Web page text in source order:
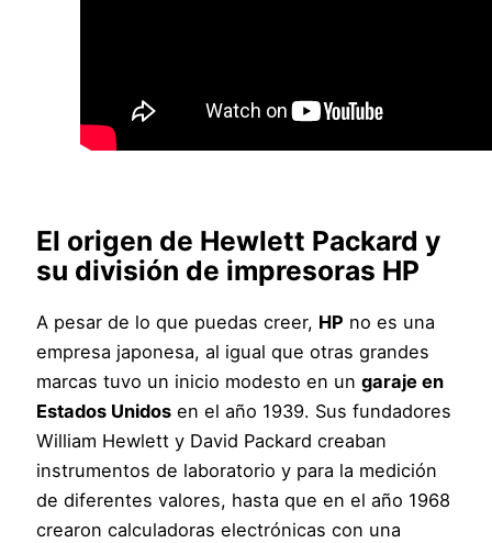
El origen de Hewlett Packard y
su división de impresoras HP
A pesar de lo que puedas creer, HP no es una
empresa japonesa, al igual que otras grandes
marcas tuvo un inicio modesto en ungaraje en
Estados Unidos en el año 1939. Sus fundadores
William Hewlett y David Packard creaban
instrumentos de laboratorio y para la medición
de diferentes valores, hasta que en el año 1968
crearon calculadoras electrónicas con una